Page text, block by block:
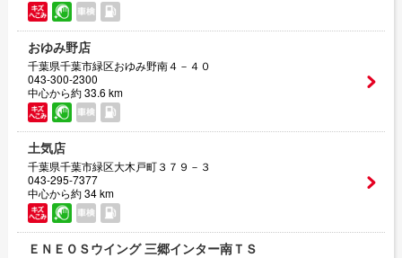
おゆみ野店
千葉県千葉市緑区おゆみ野南４－４０
043-300-2300
中心から約 33.6 km
土気店
千葉県千葉市緑区大木戸町３７９－３
043-295-7377
中心から約 34 km
ＥＮＥＯＳウイング 三郷インター南ＴＳ